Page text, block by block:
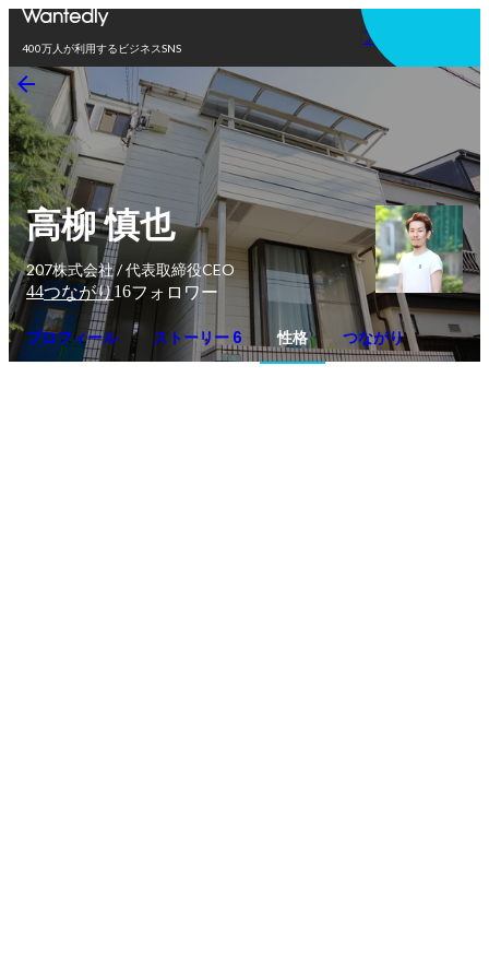
400万人が利用するビジネスSNS
アプリを使う
高柳 慎也
207株式会社 / 代表取締役CEO
44つながり16フォロワー
プロフィール ストーリー 6 性格 つながり